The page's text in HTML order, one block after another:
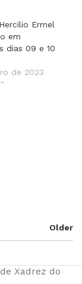
Ermel
em
dias 09 e 10
de 2023
Older
Xadrez do